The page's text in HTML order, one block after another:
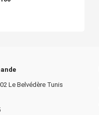
Le Belvédère Tunis